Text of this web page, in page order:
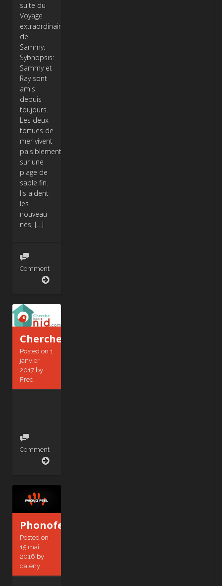
suite du
Voyage
extraordinaire
de
Sammy.
Sybnopsis:
Sammy et
Ray sont
amis
depuis
toujours.
Les deux
tortues de
mer vivent
paisiblement
sur une
plage de
sable fin.
Ils aident
les
nouveau-
nés, […]
Comment
Cherchemonnid.com
Posted on 1
janvier
2017 by
Fred
Comment
Phonofeel
Posted on
15 mai
2016 by
daleny